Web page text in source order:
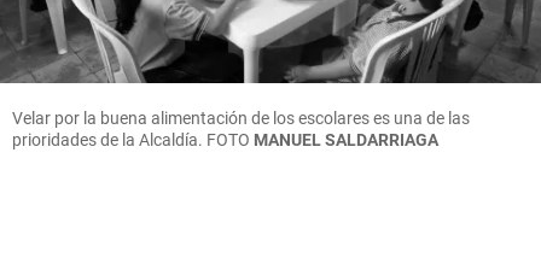
Velar por la buena alimentación de los escolares es una de las
prioridades de la Alcaldía. FOTO MANUEL SALDARRIAGA